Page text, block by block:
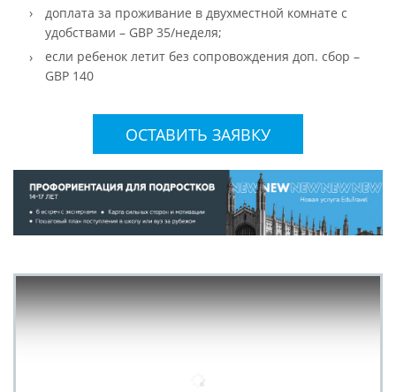
доплата за проживание в двухместной комнате с
удобствами – GBP 35/неделя;
если ребенок летит без сопровождения доп. сбор –
GBP 140
ОСТАВИТЬ ЗАЯВКУ